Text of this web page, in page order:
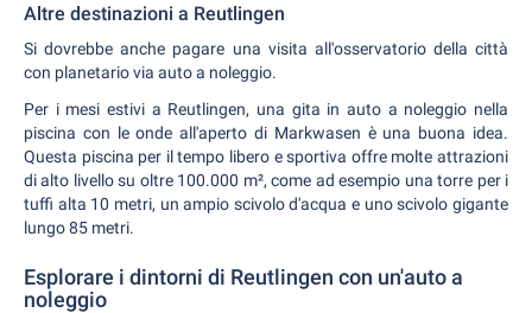
Altre destinazioni a Reutlingen
Si dovrebbe anche pagare una visita all'osservatorio della città
con planetario via auto a noleggio.
Per i mesi estivi a Reutlingen, una gita in auto a noleggio nella
piscina con le onde all'aperto di Markwasen è una buona idea.
Questa piscina per il tempo libero e sportiva offre molte attrazioni
di alto livello su oltre 100.000 m², come ad esempio una torre per i
tuffi alta 10 metri, un ampio scivolo d'acqua e uno scivolo gigante
lungo 85 metri.
Esplorare i dintorni di Reutlingen con un'auto a
noleggio